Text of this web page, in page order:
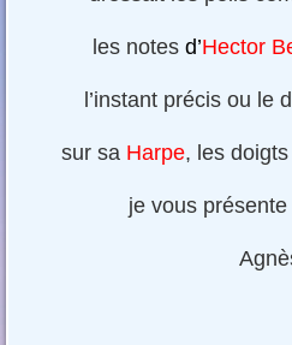
les notes d’Hector
l’instant précis ou le
sur sa Harpe, les
je vous présente